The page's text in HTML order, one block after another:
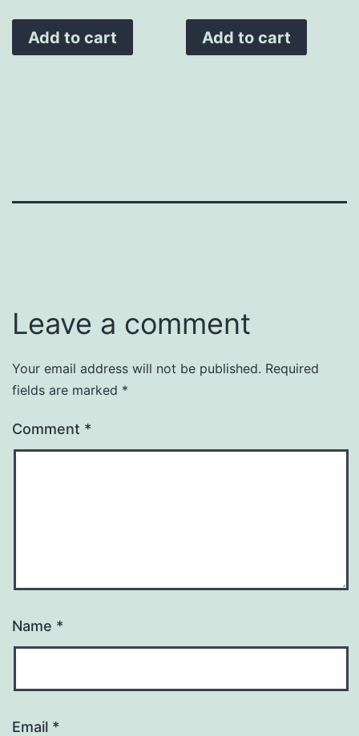
Add to cart Add to cart
Leave a comment
Your email address will not be published. Required
fields are marked *
Comment *
Name *
Email *